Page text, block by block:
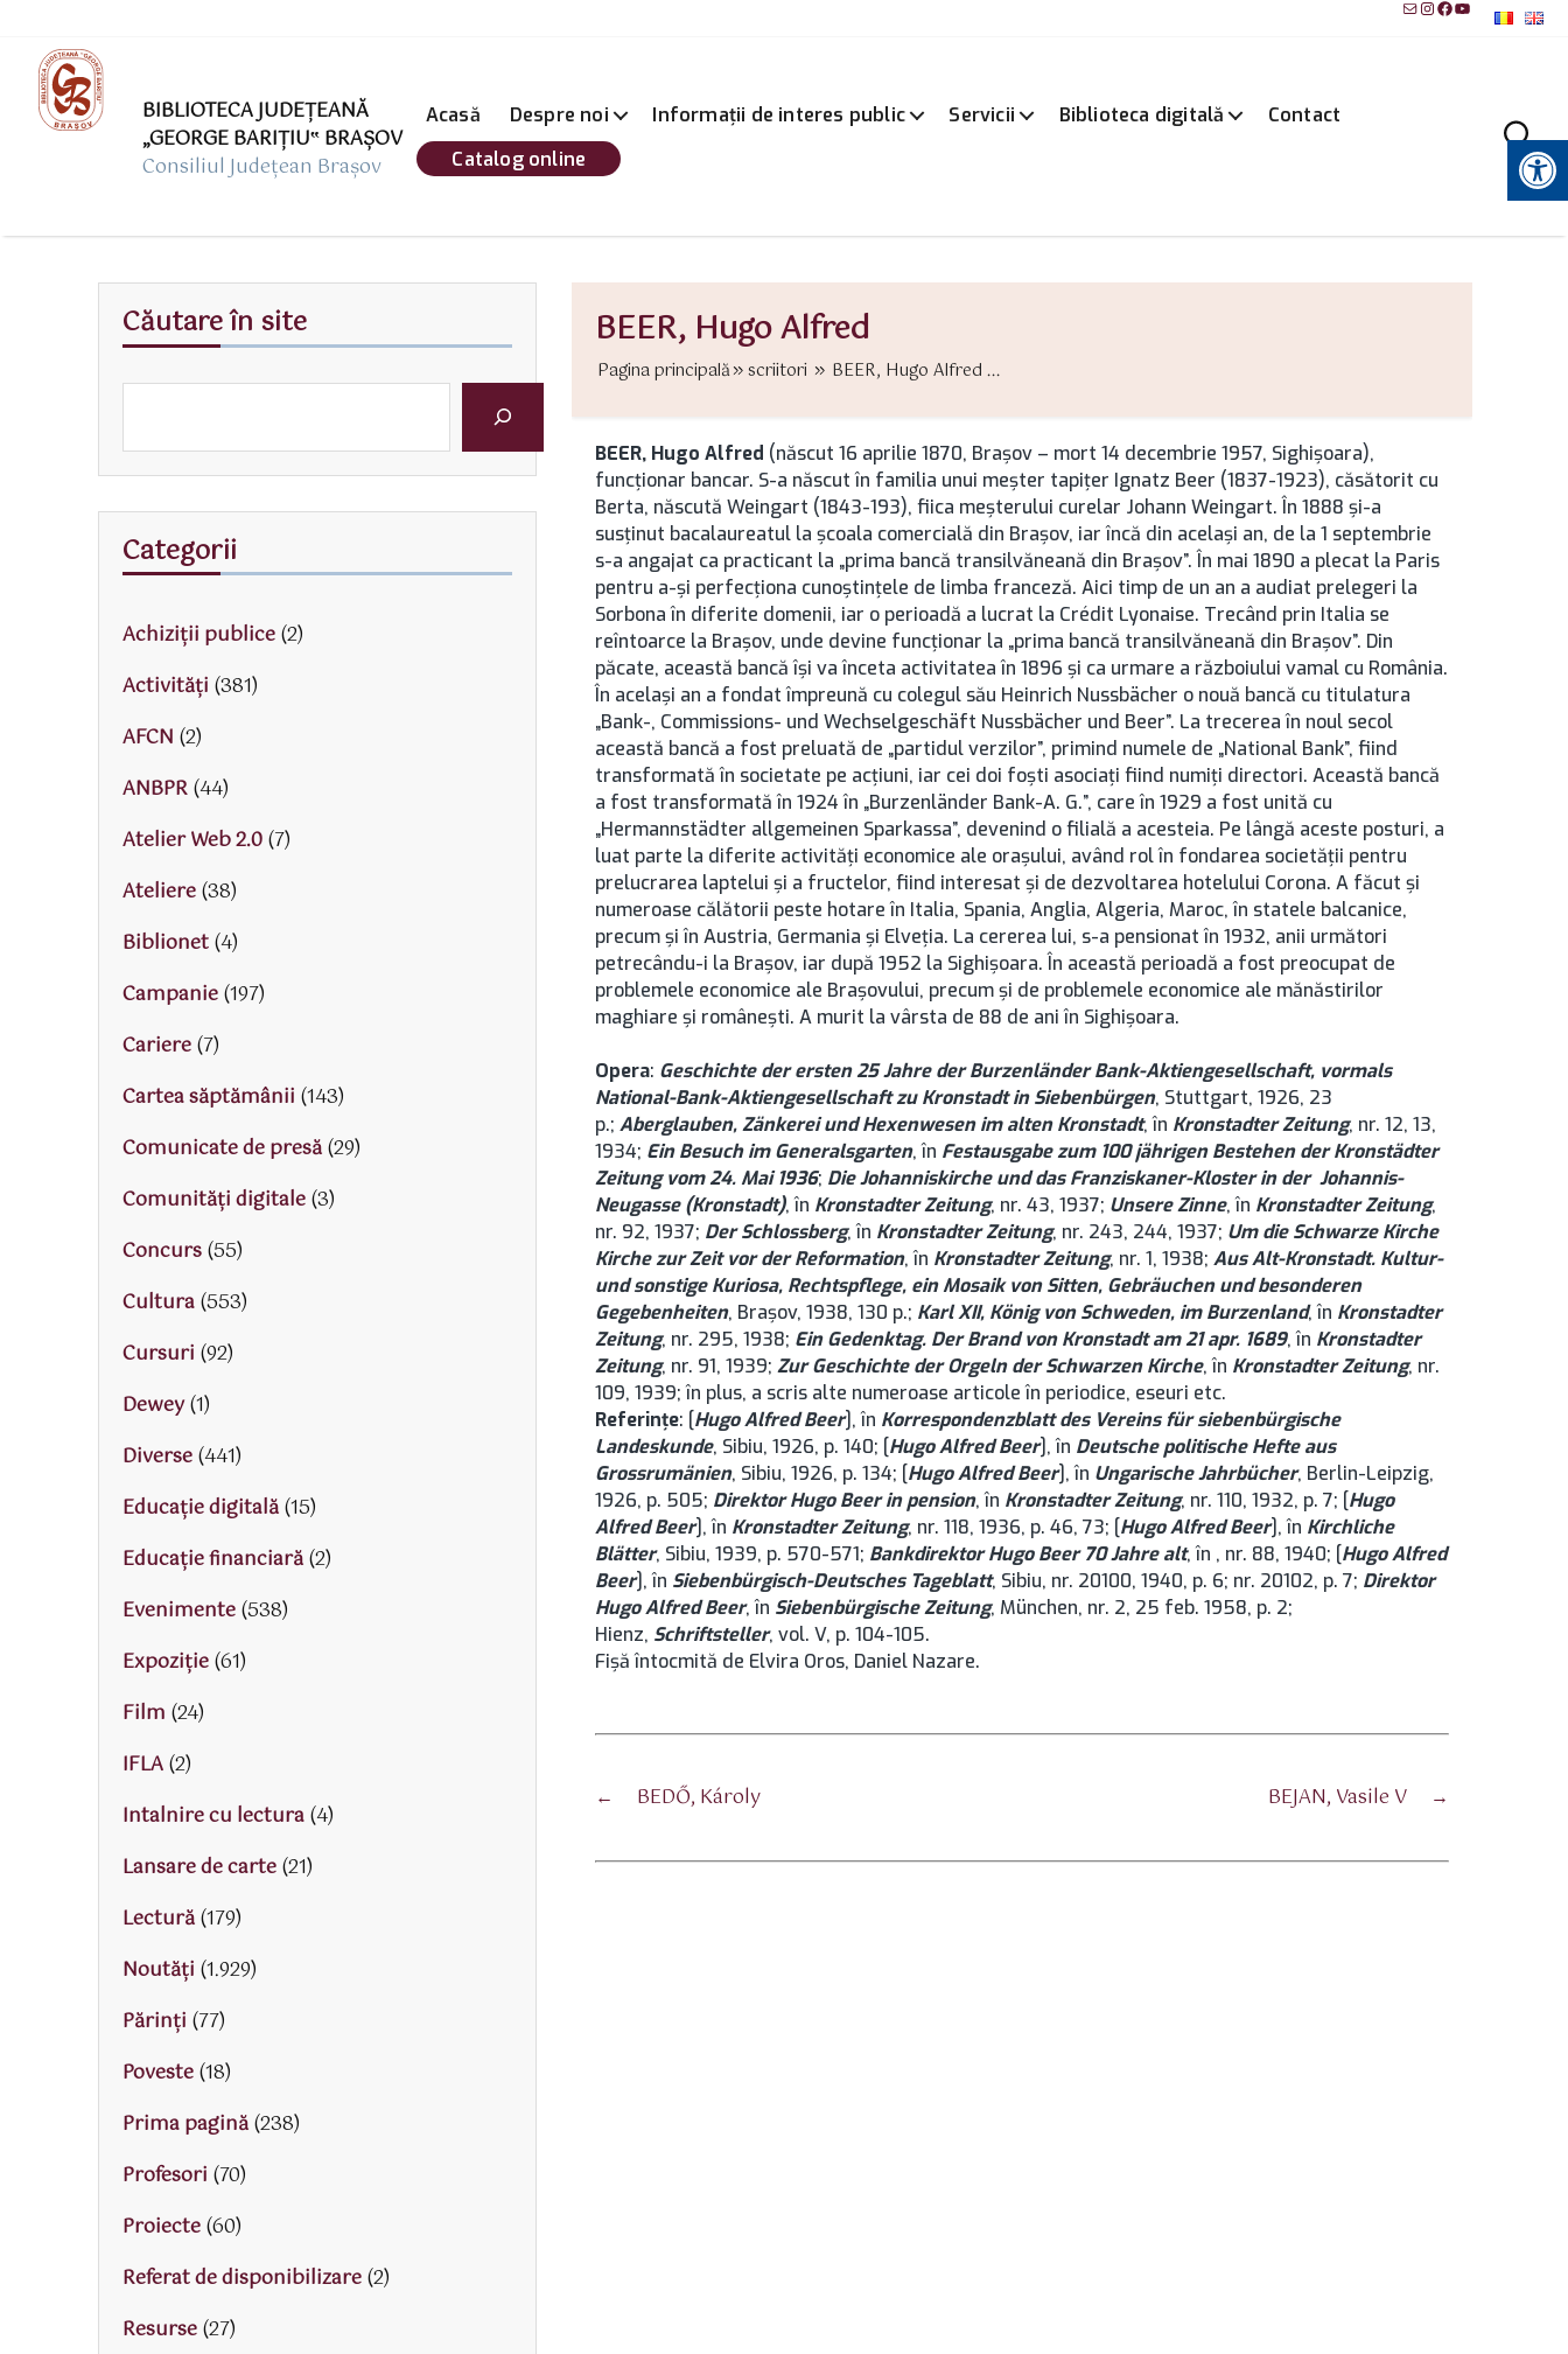
MailInstagram
Facebook
YouTube
BIBLIOTECA JUDEȚEANĂ
„GEORGE BARIŢIU‟ BRAŞOV
Consiliul Județean Brașov
Acasă Despre noi Informații de interes public Servicii Biblioteca digitală
Contact
Catalog online
Instrumente pentru accesibilitate
BEER, Hugo Alfred
Pagina principală scriitori BEER, Hugo Alfred ...
BEER, Hugo Alfred (născut 16 aprilie 1870, Brașov – mort 14 decembrie 1957, Sighişoara),
funcţionar bancar. S-a născut în familia unui meşter tapiţer Ignatz Beer (1837-1923), căsătorit cu
Berta, născută Weingart (1843-193), fiica meşterului curelar Johann Weingart. În 1888 şi-a
susţinut bacalaureatul la şcoala comercială din Brașov, iar încă din acelaşi an, de la 1 septembrie
s-a angajat ca practicant la „prima bancă transilvăneană din Brașov”. În mai 1890 a plecat la Paris
pentru a-şi perfecţiona cunoştinţele de limba franceză. Aici timp de un an a audiat prelegeri la
Sorbona în diferite domenii, iar o perioadă a lucrat la Crédit Lyonaise. Trecând prin Italia se
reîntoarce la Brașov, unde devine funcţionar la „prima bancă transilvăneană din Brașov”. Din
păcate, această bancă îşi va înceta activitatea în 1896 şi ca urmare a războiului vamal cu România.
În acelaşi an a fondat împreună cu colegul său Heinrich Nussbächer o nouă bancă cu titulatura
„Bank-, Commissions- und Wechselgeschäft Nussbächer und Beer”. La trecerea în noul secol
această bancă a fost preluată de „partidul verzilor”, primind numele de „National Bank”, fiind
transformată în societate pe acţiuni, iar cei doi foşti asociaţi fiind numiţi directori. Această bancă
a fost transformată în 1924 în „Burzenländer Bank-A. G.”, care în 1929 a fost unită cu
„Hermannstädter allgemeinen Sparkassa”, devenind o filială a acesteia. Pe lângă aceste posturi, a
luat parte la diferite activităţi economice ale oraşului, având rol în fondarea societăţii pentru
prelucrarea laptelui şi a fructelor, fiind interesat şi de dezvoltarea hotelului Corona. A făcut şi
numeroase călătorii peste hotare în Italia, Spania, Anglia, Algeria, Maroc, în statele balcanice,
precum şi în Austria, Germania şi Elveţia. La cererea lui, s-a pensionat în 1932, anii următori
petrecându-i la Brașov, iar după 1952 la Sighişoara. În această perioadă a fost preocupat de
problemele economice ale Brașovului, precum şi de problemele economice ale mănăstirilor
maghiare şi româneşti. A murit la vârsta de 88 de ani în Sighişoara.
Opera: Geschichte der ersten 25 Jahre der Burzenländer Bank-Aktiengesellschaft, vormals
National-Bank-Aktiengesellschaft zu Kronstadt in Siebenbürgen, Stuttgart, 1926, 23
p.; Aberglauben, Zänkerei und Hexenwesen im alten Kronstadt, în Kronstadter Zeitung, nr. 12, 13,
1934; Ein Besuch im Generalsgarten, în Festausgabe zum 100 jährigen Bestehen der Kronstädter
Zeitung vom 24. Mai 1936; Die Johanniskirche und das Franziskaner-Kloster in der Johannis-
Neugasse (Kronstadt), în Kronstadter Zeitung, nr. 43, 1937; Unsere Zinne, în Kronstadter Zeitung,
nr. 92, 1937; Der Schlossberg, în Kronstadter Zeitung, nr. 243, 244, 1937; Um die Schwarze Kirche
Kirche zur Zeit vor der Reformation, în Kronstadter Zeitung, nr. 1, 1938; Aus Alt-Kronstadt. Kultur-
und sonstige Kuriosa, Rechtspflege, ein Mosaik von Sitten, Gebräuchen und besonderen
Gegebenheiten, Brașov, 1938, 130 p.; Karl XII, König von Schweden, im Burzenland, în Kronstadter
Zeitung, nr. 295, 1938; Ein Gedenktag. Der Brand von Kronstadt am 21 apr. 1689, în Kronstadter
Zeitung, nr. 91, 1939; Zur Geschichte der Orgeln der Schwarzen Kirche, în Kronstadter Zeitung, nr.
109, 1939; în plus, a scris alte numeroase articole în periodice, eseuri etc.
Referinţe: [Hugo Alfred Beer], în Korrespondenzblatt des Vereins für siebenbürgische
Landeskunde, Sibiu, 1926, p. 140; [Hugo Alfred Beer], în Deutsche politische Hefte aus
Grossrumänien, Sibiu, 1926, p. 134; [Hugo Alfred Beer], în Ungarische Jahrbücher, Berlin-Leipzig,
1926, p. 505; Direktor Hugo Beer in pension, în Kronstadter Zeitung, nr. 110, 1932, p. 7; [Hugo
Alfred Beer], în Kronstadter Zeitung, nr. 118, 1936, p. 46, 73; [Hugo Alfred Beer], în Kirchliche
Blätter, Sibiu, 1939, p. 570-571; Bankdirektor Hugo Beer 70 Jahre alt, în , nr. 88, 1940; [Hugo Alfred
Beer], în Siebenbürgisch-Deutsches Tageblatt, Sibiu, nr. 20100, 1940, p. 6; nr. 20102, p. 7; Direktor
Hugo Alfred Beer, în Siebenbürgische Zeitung, München, nr. 2, 25 feb. 1958, p. 2;
Hienz, Schriftsteller, vol. V, p. 104-105.
Fişă întocmită de Elvira Oros, Daniel Nazare.
← BEDŐ, Károly →
BEJAN, Vasile V
Căutare în site
Categorii
Achiziții publice(2)
Activităţi (381)
AFCN (2)
ANBPR(44)
Atelier Web 2.0(7)
Ateliere(38)
Biblionet(4)
Campanie(197)
Cariere(7)
Cartea săptămânii (143)
Comunicate de presă(29)
Comunități digitale(3)
Concurs(55)
Cultura(553)
Cursuri (92)
Dewey(1)
Diverse(441)
Educaţie digitală(15)
Educaţie financiară(2)
Evenimente(538)
Expoziție(61)
Film (24)
IFLA(2)
Intalnire cu lectura(4)
Lansare de carte(21)
Lectură(179)
Noutăți (1.929)
Părinţi (77)
Poveste(18)
Prima pagină(238)
Profesori (70)
Proiecte(60)
Referat de disponibilizare(2)
Resurse(27)